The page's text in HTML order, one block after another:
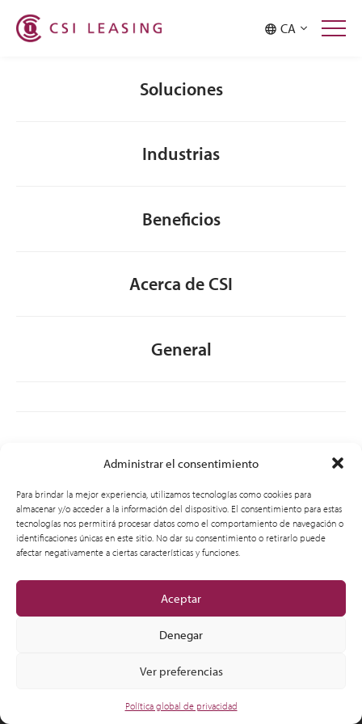
Administrar el consentimiento
Para brindar la mejor experiencia, utilizamos tecnologías como cookies para
almacenar y/o acceder a la información del dispositivo. El consentimiento para estas
tecnologías nos permitirá procesar datos como el comportamiento de navegación o
identificaciones únicas en este sitio. No dar su consentimiento o retirarlo puede
afectar negativamente a ciertas características y funciones.
Aceptar
Denegar
Ver preferencias
Política global de privacidad
CA
Singapore
Soluciones
Industrias
Beneficios
Acerca de CSI
General